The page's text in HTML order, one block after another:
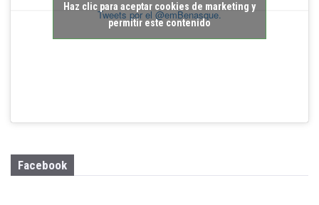
Tweets por el @emBenasque.
Haz clic para aceptar cookies de marketing y
permitir este contenido
Facebook